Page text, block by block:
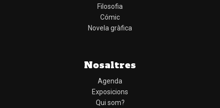
Filosofia
Cómic
Novela gràfica
Nosaltres
Agenda
Exposicions
Qui som?